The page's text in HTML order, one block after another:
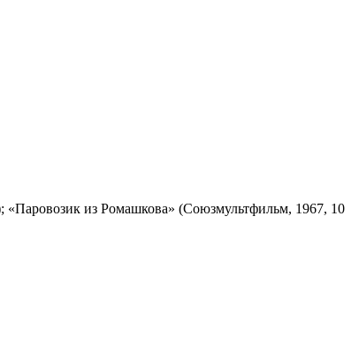
из Ромашкова» (Союзмультфильм, 1967, 10